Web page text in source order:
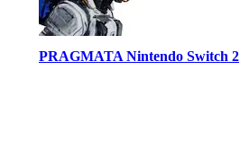
PRAGMATA Nintendo Switch 2